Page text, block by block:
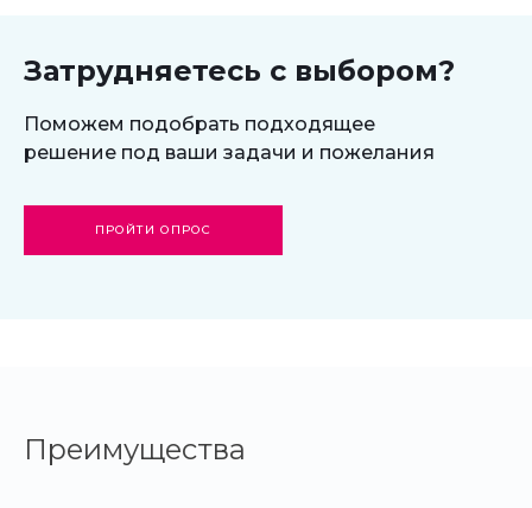
Затрудняетесь с выбором?
Поможем подобрать подходящее
решение под ваши задачи и пожелания
ПРОЙТИ ОПРОС
Преимущества